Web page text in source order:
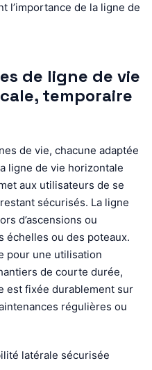
l’importance de la ligne de
de ligne de vie
temporaire
de vie, chacune adaptée
ligne de vie horizontale
aux utilisateurs de se
sécurisés. La ligne
d’ascensions ou
échelles ou des poteaux.
pour une utilisation
de courte durée,
est fixée durablement sur
régulières ou
latérale sécurisée